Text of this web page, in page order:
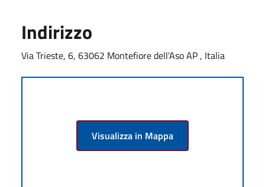
Indirizzo
Via Trieste, 6, 63062 Montefiore dell'Aso AP , Italia
Visualizza in Mappa